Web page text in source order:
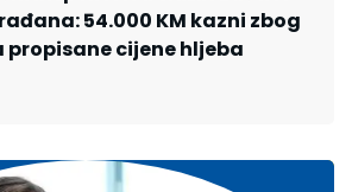
54.000 KM kazni zbog
cijene hljeba